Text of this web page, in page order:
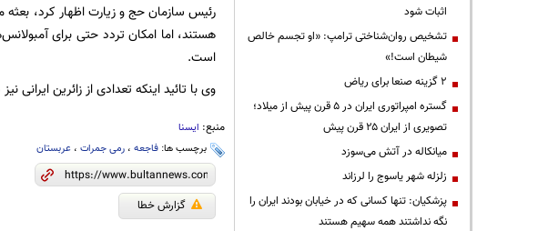
رئیس سازمان حج و زیارت اظهار کرد، بعثه
هستند، اما امکان تردد حتی برای
است.
وی با تائید اینکه تعدادی از زائرین
منبع: ایسنا
برچسب ها: فاجعه‌، رمی جمرات، عربستان
گزارش خطا
اثبات شود
تشخیص روان‌شناختی ترامپ: «او تجسم خالص
شیطان است!»
۲ گزینه صنعا برای ریاض
گستره امپراتوری ایران در ۵ قرن پیش از میلاد؛
تصویری از ایران ۲۵ قرن پیش
میانکاله در آتش می‌سوزد
زلزله شهر یاسوج را لرزاند
پزشکیان: تنها کسانی که در خیابان بودند ایران را
نگه نداشتند همه سهیم هستند